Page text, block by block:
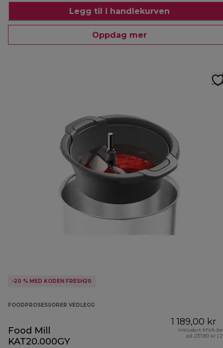
Legg til i handlekurven
Oppdag mer
-20 % MED KODEN FRESH20
FOODPROSESSORER VEDLEGG
Food Mill
KAT20.000GY
1 189,00 kr
Inkludert MVA-
på 237,80 kr (